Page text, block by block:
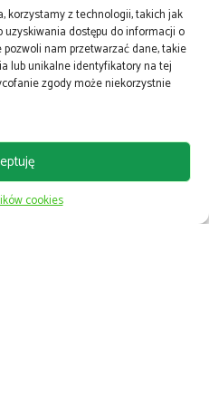
korzystamy z technologii, takich jak
dostępu do informacji o
nam przetwarzać dane, takie
lub unikalne identyfikatory na tej
zgody może niekorzystnie
cookies
zł na inwestycje OZE
NABE